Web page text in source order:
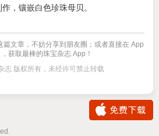
，镶嵌白色珍珠母贝。
篇文章，不妨分享到朋友圈；或者直接在 App
获取最棒的珠宝杂志 App！
志 版权所有，未经许可禁止转载